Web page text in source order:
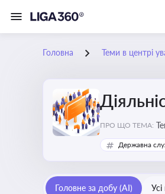
Головна Теми в центрі
ПРО ЩО ТЕМА:
Державна
Головне за добу (AI) Усі